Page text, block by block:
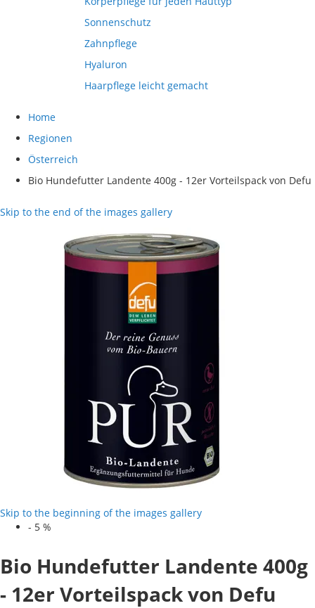
Sonnenschutz
Zahnpflege
Hyaluron
Haarpflege leicht gemacht
Home
Regionen
Österreich
Bio Hundefutter Landente 400g - 12er Vorteilspack von Defu
Skip to the end of the images gallery
Skip to the beginning of the images gallery
- 5 %
Bio Hundefutter Landente 400g
- 12er Vorteilspack von Defu